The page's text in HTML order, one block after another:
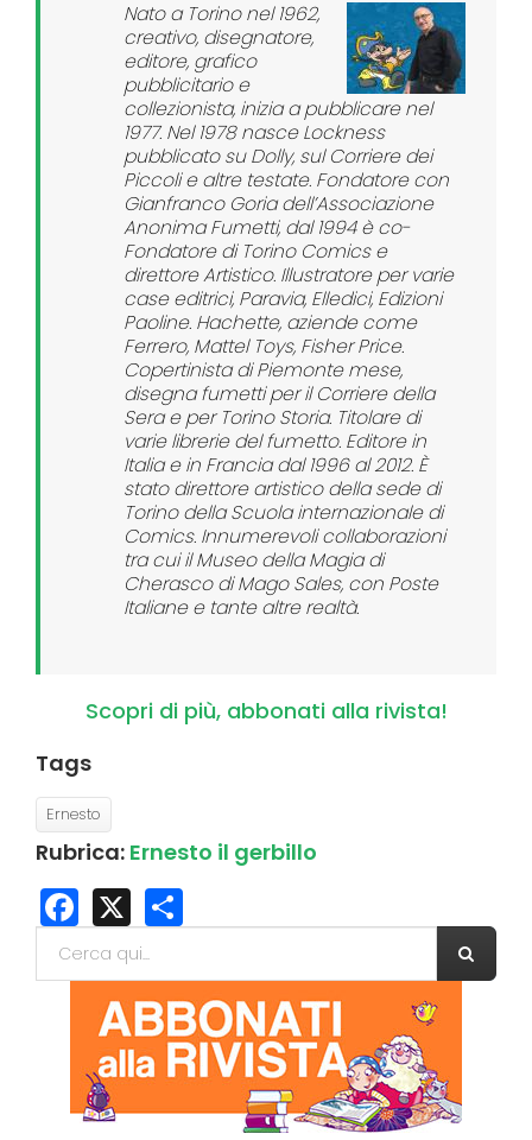
Nato a Torino nel 1962,
creativo, disegnatore,
editore, grafico
pubblicitario e
collezionista, inizia a pubblicare nel
1977. Nel 1978 nasce Lockness
pubblicato su Dolly, sul Corriere dei
Piccoli e altre testate. Fondatore con
Gianfranco Goria dell’Associazione
Anonima Fumetti, dal 1994 è co-
Fondatore di Torino Comics e
direttore Artistico. Illustratore per varie
case editrici, Paravia, Elledici, Edizioni
Paoline. Hachette, aziende come
Ferrero, Mattel Toys, Fisher Price.
Copertinista di Piemonte mese,
disegna fumetti per il Corriere della
Sera e per Torino Storia. Titolare di
varie librerie del fumetto. Editore in
Italia e in Francia dal 1996 al 2012. È
stato direttore artistico della sede di
Torino della Scuola internazionale di
Comics. Innumerevoli collaborazioni
tra cui il Museo della Magia di
Cherasco di Mago Sales, con Poste
Italiane e tante altre realtà.
Scopri di più, abbonati alla rivista!
Tags
Ernesto
Rubrica: Ernesto il gerbillo
Facebook
X
Form di ricerca